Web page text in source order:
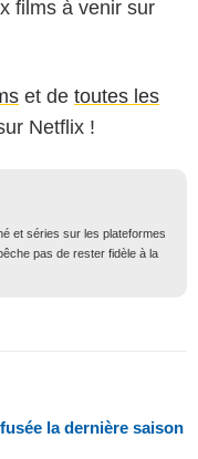
films à venir sur
et de toutes les
Netflix !
et séries sur les plateformes
pas de rester fidèle à la
la dernière saison